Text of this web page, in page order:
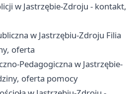
w Jastrzębie-Zdroju - kontakt,
w Jastrzębiu-Zdroju Filia
oferta
Pedagogiczna w Jastrzębie-
oferta pomocy